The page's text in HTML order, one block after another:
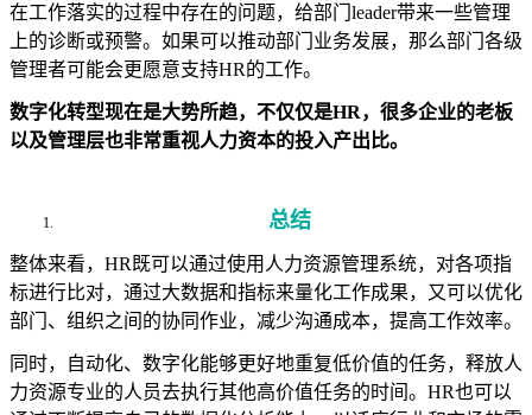
在工作落实的过程中存在的问题，给部门leader带来一些管理
上的诊断或预警。如果可以推动部门业务发展，那么部门各级
管理者可能会更愿意支持HR的工作。
数字化转型现在是大势所趋，不仅仅是HR，很多企业的老板
以及管理层也非常重视人力资本的投入产出比。
总结
整体来看，HR既可以通过使用人力资源管理系统，对各项指
标进行比对，通过大数据和指标来量化工作成果，又可以优化
部门、组织之间的协同作业，减少沟通成本，提高工作效率。
同时，自动化、数字化能够更好地重复低价值的任务，释放人
力资源专业的人员去执行其他高价值任务的时间。HR也可以